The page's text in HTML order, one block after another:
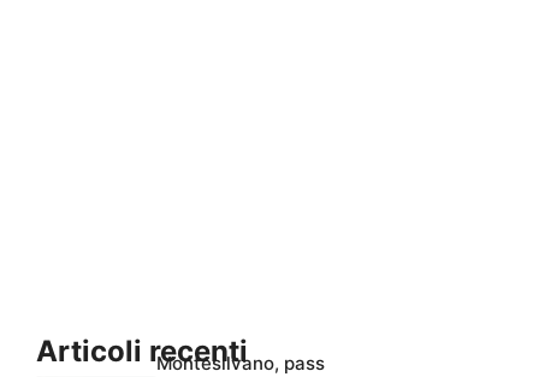
Articoli recenti
Montesilvano, pass